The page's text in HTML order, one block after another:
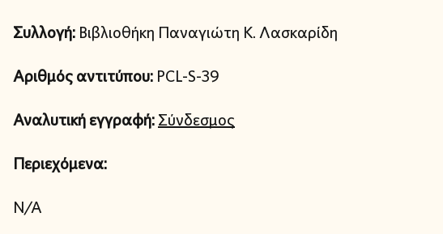
Συλλογή: Βιβλιοθήκη Παναγιώτη Κ. Λασκαρίδη
Αριθμός αντιτύπου: PCL-S-39
Αναλυτική εγγραφή:Σύνδεσμος
Περιεχόμενα:
N/A